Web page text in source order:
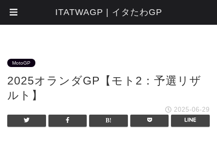
MotoGP
2025オランダGP【モト2：予選リザ
ルト】
2025-06-29
ITATWAGP | イタたわGP